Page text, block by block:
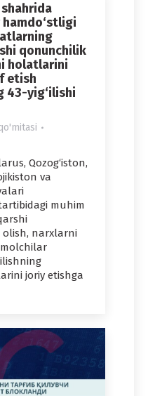
qonunchilik
holatlarini
etish
43-yig‘ilishi
Qozog‘iston,
va
muhim
olish, narxlarni
joriy etishga